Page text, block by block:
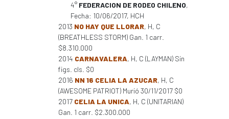
4° FEDERACION DE RODEO CHILENO,
Fecha: 10/06/2017, HCH
2013 NO HAY QUE LLORAR, H, C
(BREATHLESS STORM) Gan. 1 carr.
$8.310.000
2014 CARNAVALERA, H, C (LAYMAN) Sin
figs. cls. $0
2016 NN 16 CELIA LA AZUCAR, H, C
(AWESOME PATRIOT) Murió 30/11/2017 $0
2017 CELIA LA UNICA, H, C (UNITARIAN)
Gan. 1 carr. $2.300.000